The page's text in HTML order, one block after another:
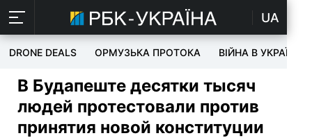
UA
DRONE DEALS ОРМУЗЬКА ПРОТОКА ВІЙНА В УКРАЇНІ
В Будапеште десятки тысяч
людей протестовали против
принятия новой конституции